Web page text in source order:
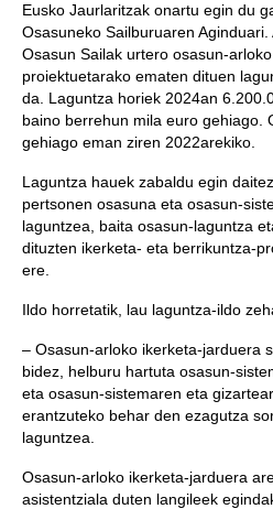
Eusko Jaurlaritzak onartu egin du
Osasuneko Sailburuaren Aginduari.
Osasun Sailak urtero osasun-
proiektuetarako ematen dituen
da. Laguntza horiek 2024an
baino berrehun mila euro gehiago.
gehiago eman ziren 2022arekiko.
Laguntza hauek zabaldu egin
pertsonen osasuna eta osasun-
laguntzea, baita osasun-laguntza
dituzten ikerketa- eta berrikuntza-
ere.
Ildo horretatik, lau laguntza-ildo
– Osasun-arloko ikerketa-jarduera
bidez, helburu hartuta osasun-
eta osasun-sistemaren eta
erantzuteko behar den ezagutza
laguntzea.
Osasun-arloko ikerketa-jarduera
asistentziala duten langileek